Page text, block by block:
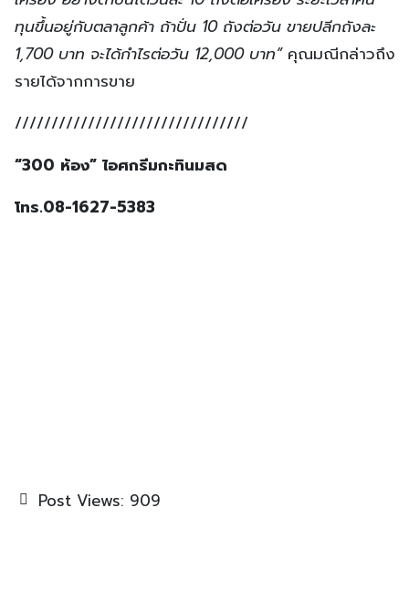
ทุนขึ้นอยู่กับตลาลูกค้า ถ้าปั่น 10 ถังต่อวัน ขายปลีกถังละ
1,700 บาท จะได้กำไรต่อวัน 12,000 บาท” คุณมณีกล่าวถึง
รายได้จากการขาย
////////////////////////////////
“300 ห้อง” ไอศกรีมกะทินมสด
โทร.08-1627-5383
Post Views: 909